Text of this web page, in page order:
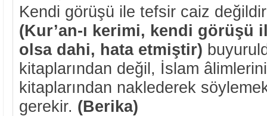
Kendi görüşü ile tefsir caiz
(Kur’an-ı kerimi, kendi görüşü
olsa dahi, hata etmiştir)
kitaplarından değil, İslam
kitaplarından naklederek
gerekir. (Berika)